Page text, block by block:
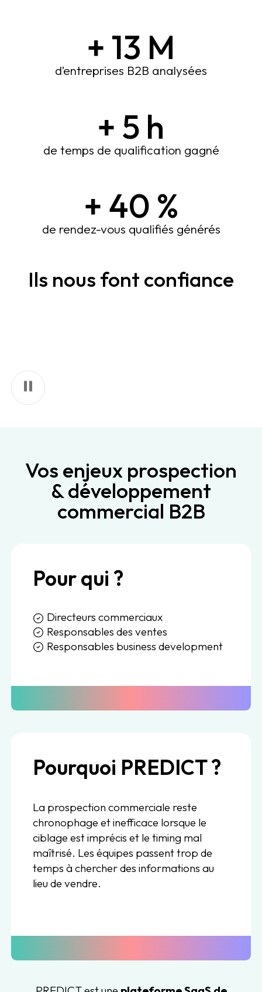
+ 13 M
d’entreprises B2B analysées
+ 5 h
de temps de qualification gagné
+ 40 %
de rendez-vous qualifiés générés
Ils nous font confiance
Vos enjeux prospection
& développement
commercial B2B
Pour qui ?
Directeurs commerciaux
Responsables des ventes
Responsables business development
Pourquoi PREDICT ?
La prospection commerciale reste
chronophage et inefficace lorsque le
ciblage est imprécis et le timing mal
maîtrisé. Les équipes passent trop de
temps à chercher des informations au
lieu de vendre.